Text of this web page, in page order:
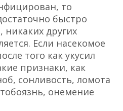
то
быстро
никаких других
Если насекомое
того как укусил
признаки, как
сонливость, ломота
онемение